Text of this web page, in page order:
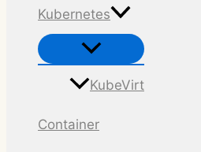
Kubernetes
菜
换KubeVirt
Container